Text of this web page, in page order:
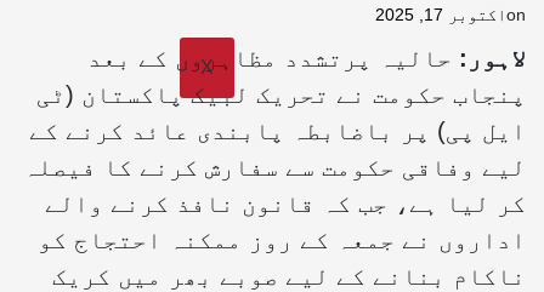
X
onاکتوبر 17, 2025
لاہور : حالیہ پرتشدد مظاہروں کے بعد
پنجاب حکومت نے تحریک لبیک پاکستان (ٹی
ایل پی) پر باضابطہ پابندی عائد کرنے کے
لیے وفاقی حکومت سے سفارش کرنے کا فیصلہ
کر لیا ہے، جب کہ قانون نافذ کرنے والے
اداروں نے جمعہ کے روز ممکنہ احتجاج کو
ناکام بنانے کے لیے صوبے بھر میں کریک